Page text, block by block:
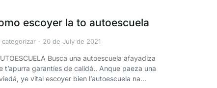
escoyer la to autoescuela
categorizar 20 de July de 2021
Busca una autoescuela afayadiza
t’apurra garantíes de calidá.. Anque paeza una
ye vital escoyer bien l’autoescuela na…